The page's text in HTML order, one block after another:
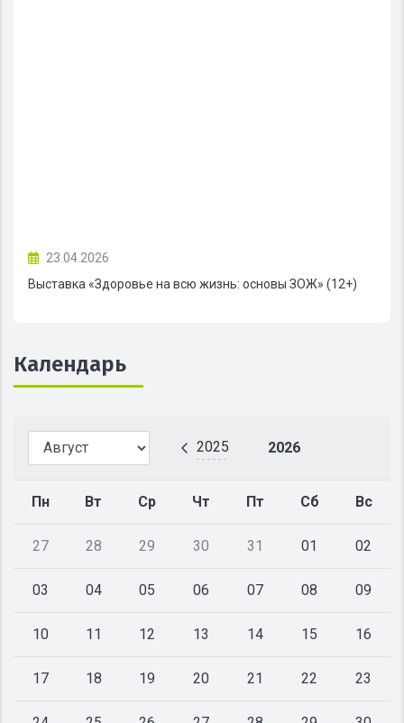
23.04.2026
Выставка «Здоровье на всю жизнь: основы ЗОЖ» (12+)
Календарь
2025 2026
Пн Вт Ср Чт Пт Сб Вс
27 28 29 30 31 01 02
03 04 05 06 07 08 09
10 11 12 13 14 15 16
17 18 19 20 21 22 23